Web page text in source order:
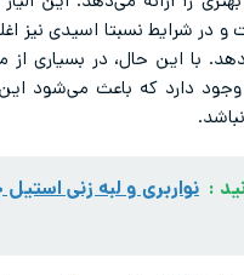
اسیدی نیز اغلب مقاومت
در بسیاری از محیط‌ها
می‌شود این آلیاژ برای
و لبه زنی استیل چگونه انجام